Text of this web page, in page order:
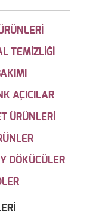
TEMİZLİĞİ
AÇICILAR
ÜRÜNLERİ
DÖKÜCÜLER